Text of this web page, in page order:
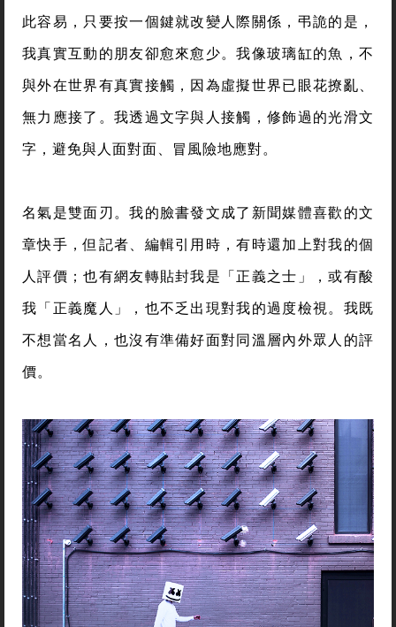
此容易，只要按一個鍵就改變人際關係，弔詭的是，
我真實互動的朋友卻愈來愈少。我像玻璃缸的魚，不
與外在世界有真實接觸，因為虛擬世界已眼花撩亂、
無力應接了。我透過文字與人接觸，修飾過的光滑文
字，避免與人面對面、冒風險地應對。
名氣是雙面刃。我的臉書發文成了新聞媒體喜歡的文
章快手，但記者、編輯引用時，有時還加上對我的個
人評價；也有網友轉貼封我是「正義之士」，或有酸
我「正義魔人」，也不乏出現對我的過度檢視。我既
不想當名人，也沒有準備好面對同溫層內外眾人的評
價。